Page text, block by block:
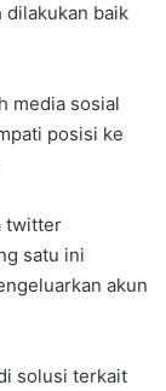
dilakukan baik
media sosial
posisi ke
twitter
satu ini
akun
solusi terkait